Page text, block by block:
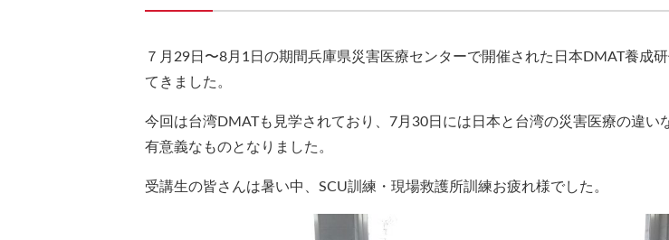
７月29日〜8月1日の期間兵庫県災害医療センターで開催された日本DMAT養成
てきました。
今回は台湾DMATも見学されており、7月30日には日本と台湾の災害医療の違い
有意義なものとなりました。
受講生の皆さんは暑い中、SCU訓練・現場救護所訓練お疲れ様でした。